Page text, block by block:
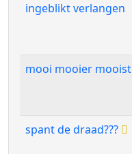
ingeblikt verlangen
mooi mooier mooist
spant de draad???